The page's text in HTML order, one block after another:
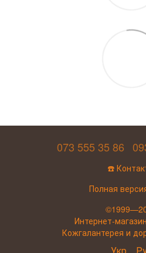
073 555 35 86
☎️
Полная
Интернет-
Кожгалантерея и
Укр